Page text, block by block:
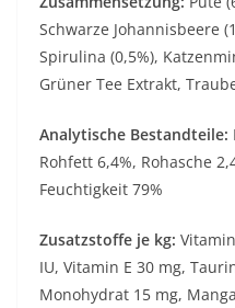
Schwarze Johannisbeere
Spirulina (0,5%),
Grüner Tee Extrakt,
Analytische Bestandteile:
Rohfett 6,4%, Rohasche
Feuchtigkeit 79%
Zusatzstoffe je kg:
IU, Vitamin E 30 mg,
Monohydrat 15 mg,